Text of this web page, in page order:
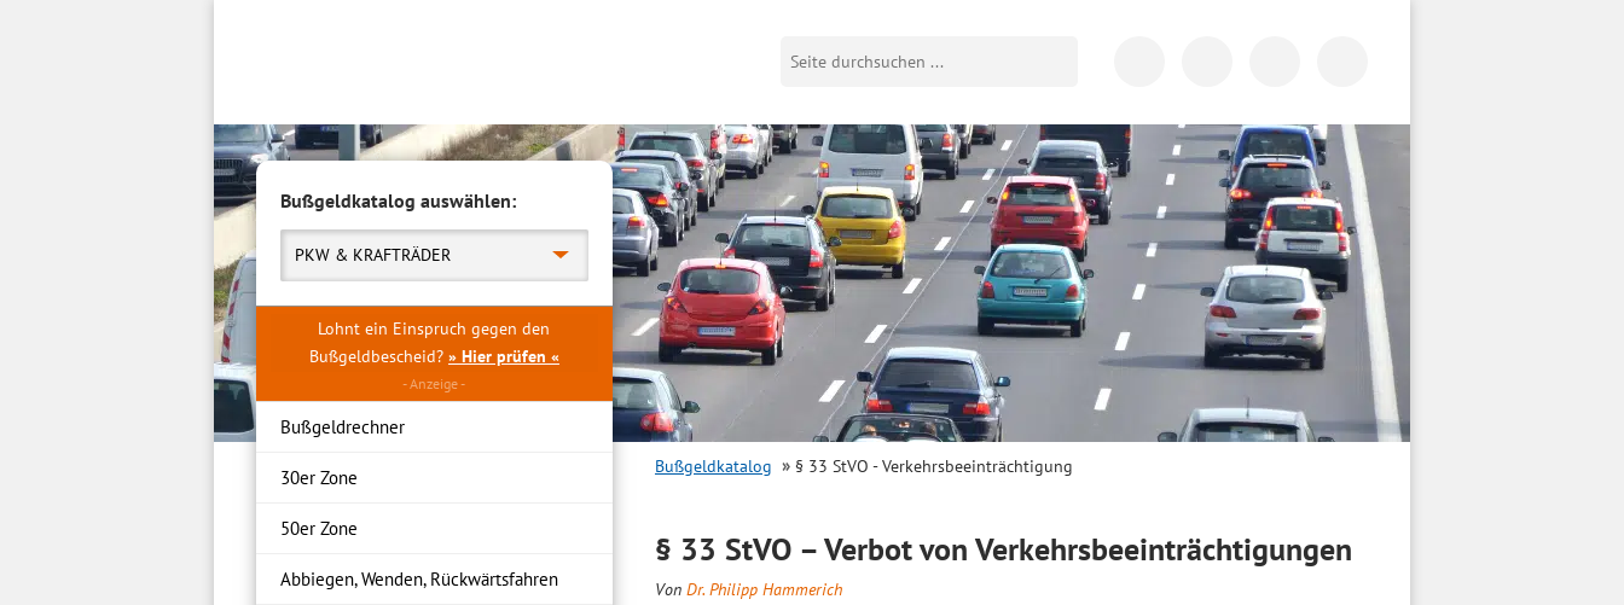
Bußgeldkatalog auswählen:
PKW & KRAFTRÄDER
Lohnt ein Einspruch gegen den
Bußgeldbescheid? » Hier prüfen «
Bußgeldrechner
30er Zone
50er Zone
Abbiegen, Wenden, Rückwärtsfahren
Bußgeldkatalog § 33 StVO - Verkehrsbeeinträchtigung
§ 33 StVO – Verbot von Verkehrsbeeinträchtigungen
Von Dr. Philipp Hammerich